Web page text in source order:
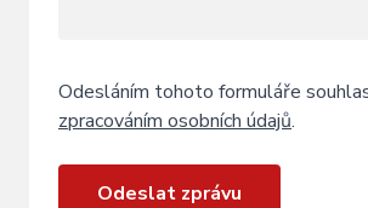
Odesláním tohoto formuláře
zpracováním osobních údajů.
Odeslat zprávu